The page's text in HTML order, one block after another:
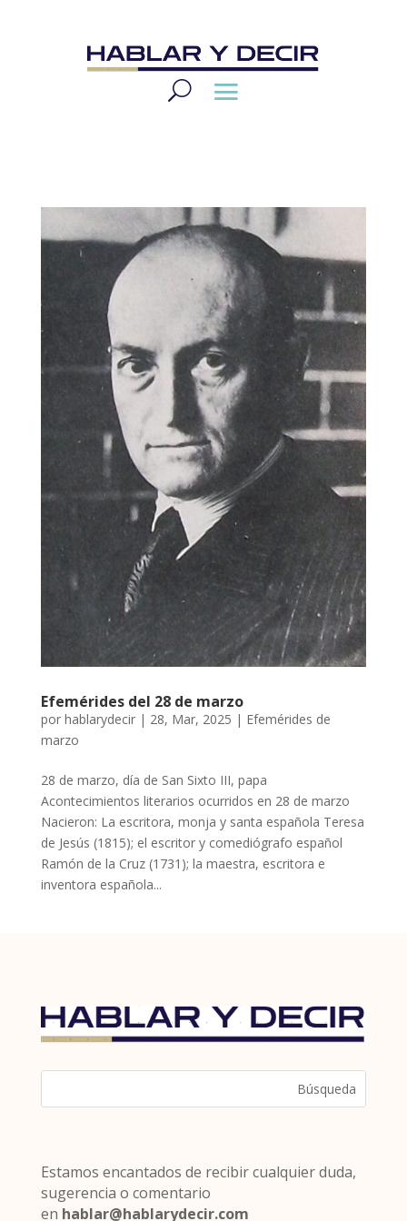
Efemérides del 28 de marzo
por hablarydecir| 28, Mar, 2025 | Efemérides de
marzo
28 de marzo, día de San Sixto III, papa
Acontecimientos literarios ocurridos en 28 de marzo
Nacieron: La escritora, monja y santa española Teresa
de Jesús (1815); el escritor y comediógrafo español
Ramón de la Cruz (1731); la maestra, escritora e
inventora española...
Estamos encantados de recibir cualquier duda,
sugerencia o comentario
en hablar@hablarydecir.com